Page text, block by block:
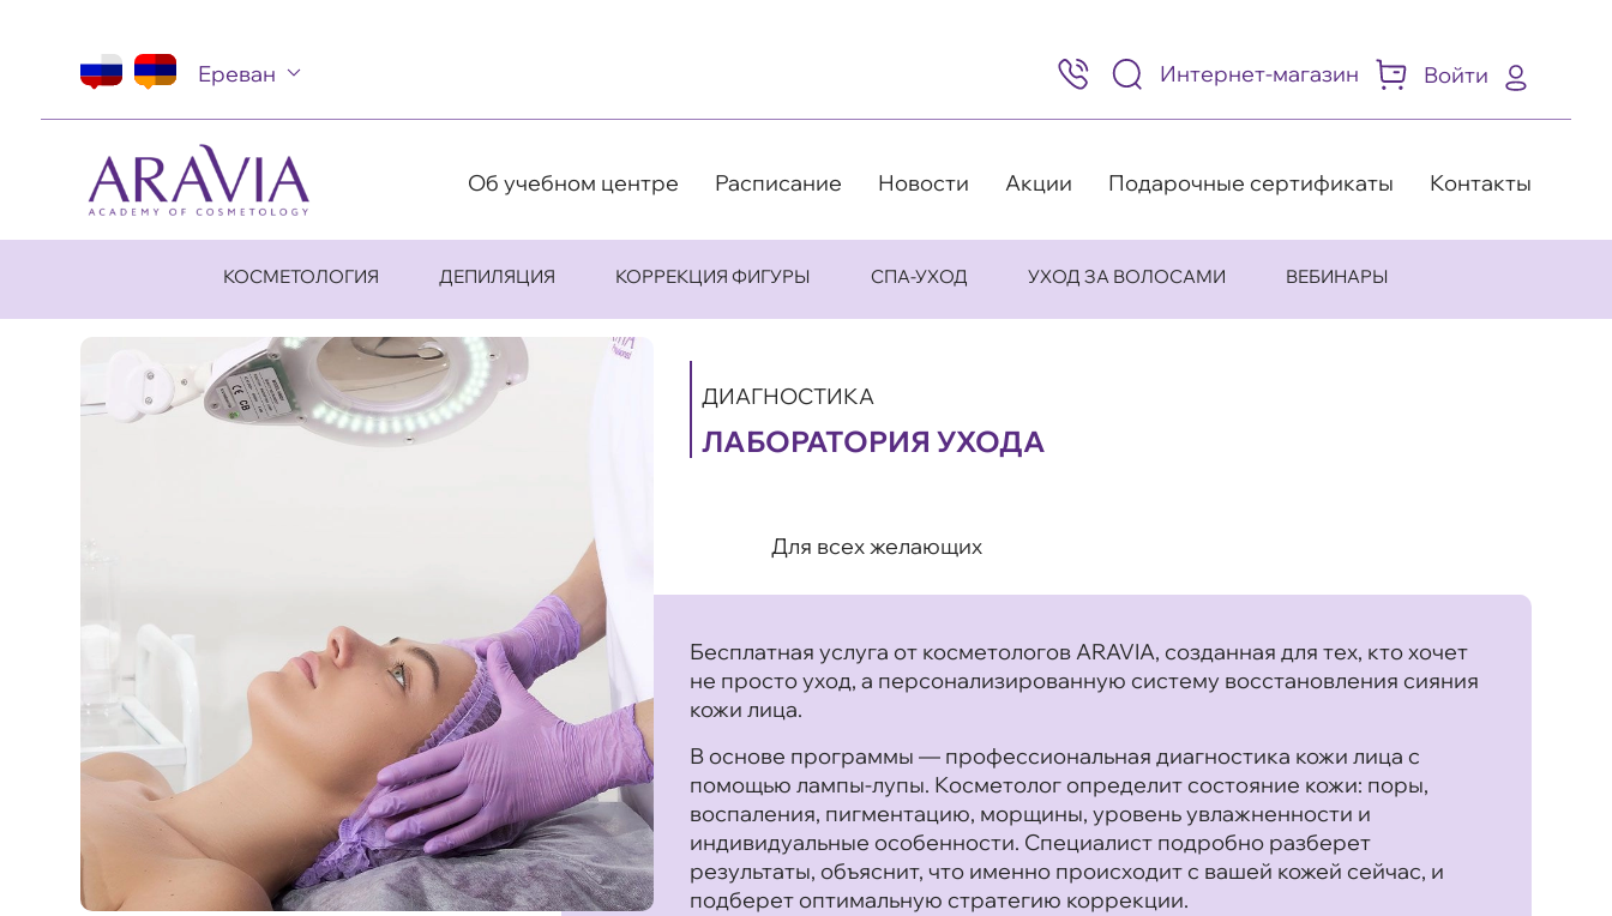
Ереван
8
(495)
505-
Интернет-магазин Войти
Об учебном центре Расписание Новости Акции Подарочные сертификаты Контакты
КОСМЕТОЛОГИЯ ДЕПИЛЯЦИЯ КОРРЕКЦИЯ ФИГУРЫ СПА-УХОД УХОД ЗА ВОЛОСАМИ ВЕБИНАРЫ
ДИАГНОСТИКА
ЛАБОРАТОРИЯ УХОДА
Для всех желающих
Бесплатная услуга от косметологов ARAVIA, созданная для тех, кто хочет
не просто уход, а персонализированную систему восстановления сияния
кожи лица.
В основе программы — профессиональная диагностика кожи лица с
помощью лампы-лупы. Косметолог определит состояние кожи: поры,
воспаления, пигментацию, морщины, уровень увлажненности и
индивидуальные особенности. Специалист подробно разберет
результаты, объяснит, что именно происходит с вашей кожей сейчас, и
подберет оптимальную стратегию коррекции.